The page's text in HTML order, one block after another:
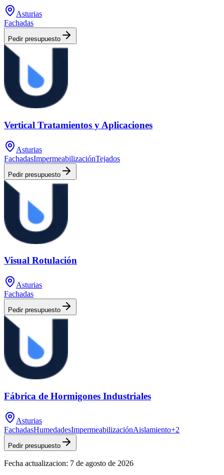
Asturias
Fachadas
Pedir presupuesto
Vertical Tratamientos y Aplicaciones
Asturias
FachadasImpermeabilizaciónTejados
Pedir presupuesto
Visual Rotulación
Asturias
Fachadas
Pedir presupuesto
Fábrica de Hormigones Industriales
Asturias
FachadasHumedadesImpermeabilizaciónAislamiento+2
Pedir presupuesto
Fecha actualizacion: 7 de agosto de 2026